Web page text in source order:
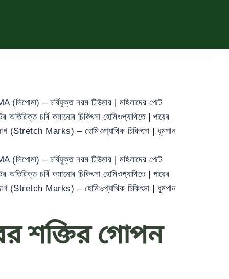
(লিপোমা) – চর্বিযুক্ত নরম টিউমার | মহিলাদের পেটে
অতিরিক্ত চর্বি কমানোর চিকিৎসা হোমিওপ্যাথিতে | পায়ের
দাগ (Stretch Marks) – হোমিওপ্যাথিক চিকিৎসা | ধূমপান
(লিপোমা) – চর্বিযুক্ত নরম টিউমার | মহিলাদের পেটে
অতিরিক্ত চর্বি কমানোর চিকিৎসা হোমিওপ্যাথিতে | পায়ের
দাগ (Stretch Marks) – হোমিওপ্যাথিক চিকিৎসা | ধূমপান
শক্তির গোপন